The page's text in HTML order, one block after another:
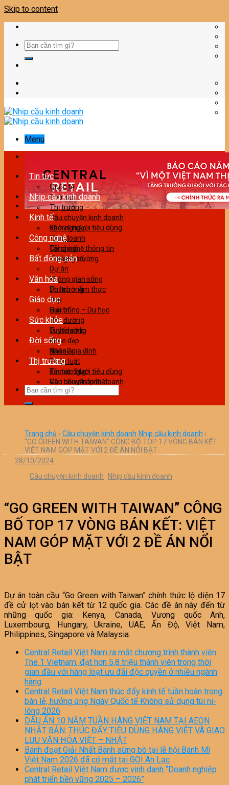
Skip to content
Menu
Tin tức
Quốc tế
Thời sự
Nhịp cầu kinh doanh
Thị trường
Câu chuyện kinh doanh
Bảo vệ người tiêu dùng
Kinh tế
Khởi nghiệp
Kinh doanh
Tài chính
Thương trường
Công nghệ
Công nghệ thông tin
Thế giới số
Bất động sản
Dự án
Không gian sống
Thị trường
Văn hóa
Du lịch – Ẩm thực
Đẹp
Giải trí
Giáo dục
Học bổng – Du học
Học đường
Tuyển sinh
Sức khỏe
Dinh dưỡng
Khỏe đẹp
Bác sỹ gia đình
Đời sống
Nhân ái
Pháp luật
Tin tức 24g
Văn bản pháp luật
Thị trường
Bảo vệ người tiêu dùng
Câu chuyện kinh doanh
Làm giàu
Trang chủ › Câu chuyện kinh doanh Nhịp cầu kinh doanh ›
“GO GREEN WITH TAIWAN” CÔNG BỐ TOP 17 VÒNG BÁN KẾT:
VIỆT NAM GÓP MẶT VỚI 2 ĐỀ ÁN NỔI BẬT
28/10/2024
Câu chuyện kinh doanh
Nhịp cầu kinh doanh
“GO GREEN WITH TAIWAN” CÔNG
BỐ TOP 17 VÒNG BÁN KẾT: VIỆT
NAM GÓP MẶT VỚI 2 ĐỀ ÁN NỔI
BẬT
Dự án toàn cầu “Go Green with Taiwan” chính thức lộ diện 17
đề cử lọt vào bán kết từ 12 quốc gia. Các đề án này đến từ
những quốc gia: Kenya, Canada, Vương quốc Anh,
Luxembourg, Hungary, Ukraine, UAE, Ấn Độ, Việt Nam,
Philippines, Singapore và Malaysia.
Central Retail Việt Nam ra mắt chương trình thành viên
The 1 Vietnam, đạt hơn 5,8 triệu thành viên trong thời
gian đầu với hàng loạt ưu đãi độc quyền ở nhiều ngành
hàng
Central Retail Việt Nam thúc đẩy kinh tế tuần hoàn trong
bán lẻ, hưởng ứng Ngày Quốc tế Không sử dụng túi ni-
lông 2026
DẤU ẤN 10 NĂM TUẦN HÀNG VIỆT NAM TẠI AEON
NHẬT BẢN: THÚC ĐẨY TIÊU DÙNG HÀNG VIỆT VÀ GIAO
LƯU VĂN HÓA VIỆT – NHẬT
Bánh đoạt Giải Nhất Bánh sừng bò tại lễ hội Bánh Mì
Việt Nam 2026 đã có mặt tại GO! An Lạc
Central Retail Việt Nam được vinh danh “Doanh nghiệp
phát triển bền vững 2025 – 2026”